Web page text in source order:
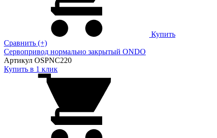
Купить
Сравнить (+)
Сервопривод нормально закрытый ONDO
Артикул OSPNC220
Купить в 1 клик